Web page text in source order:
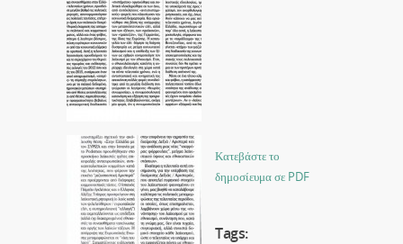
Κατεβάστε το
δημοσίευμα σε PDF
Tags: